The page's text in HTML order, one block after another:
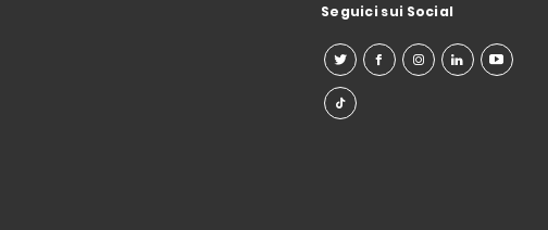
Seguici sui Social